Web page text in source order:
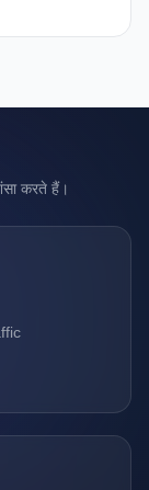
करते हैं।